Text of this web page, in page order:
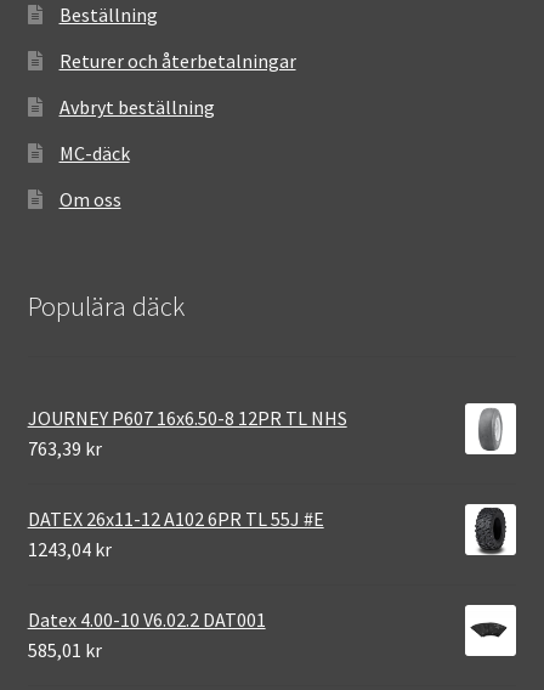
Beställning
Returer och återbetalningar
Avbryt beställning
MC-däck
Om oss
Populära däck
JOURNEY P607 16x6.50-8 12PR TL NHS
763,39 kr
DATEX 26x11-12 A102 6PR TL 55J #E
1243,04 kr
Datex 4.00-10 V6.02.2 DAT001
585,01 kr